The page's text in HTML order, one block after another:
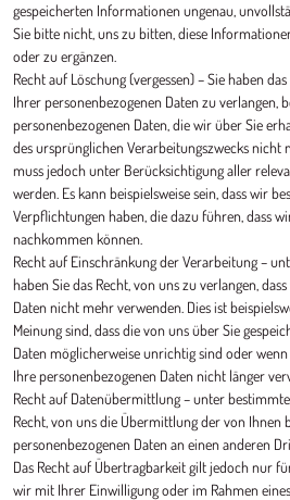
gespeicherten Informationen ungenau,
Sie bitte nicht, uns zu bitten, diese
oder zu ergänzen.
Recht auf Löschung (vergessen) – Sie haben
Ihrer personenbezogenen Daten zu verlangen,
personenbezogenen Daten, die wir über Sie
des ursprünglichen Verarbeitungszwecks
muss jedoch unter Berücksichtigung aller
werden. Es kann beispielsweise sein, dass wir
Verpflichtungen haben, die dazu führen, dass
nachkommen können.
Recht auf Einschränkung der Verarbeitung –
haben Sie das Recht, von uns zu verlangen,
Daten nicht mehr verwenden. Dies ist
Meinung sind, dass die von uns über Sie
Daten möglicherweise unrichtig sind oder
Ihre personenbezogenen Daten nicht länger
Recht auf Datenübermittlung – unter
Recht, von uns die Übermittlung der von Ihnen
personenbezogenen Daten an einen anderen
Das Recht auf Übertragbarkeit gilt jedoch nur
wir mit Ihrer Einwilligung oder im Rahmen